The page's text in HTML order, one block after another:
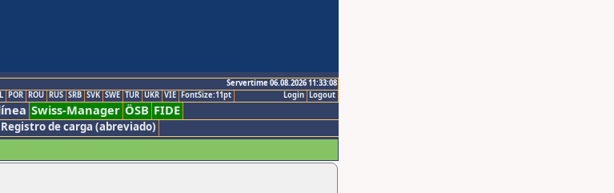
Servertime 06.08.2026 11:33:08
Logout
Login
POR ROU RUS SRB SVK SWE TUR UKR VIE FontSize:11pt
Swiss-Manager ÖSB FIDE
Registro de carga (abreviado)